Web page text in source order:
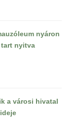
nyáron
nyitva
a városi hivatal